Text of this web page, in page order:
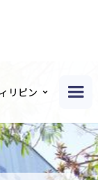
リピン